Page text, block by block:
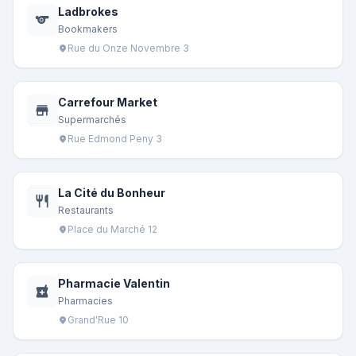
sports
Ladbrokes
Bookmakers
location_on Rue du Onze Novembre 3
store
Carrefour Market
Supermarchés
location_on Rue Edmond Peny 3
restaurant
La Cité du Bonheur
Restaurants
location_on Place du Marché 12
local_pharmacy
Pharmacie Valentin
Pharmacies
location_on Grand'Rue 10